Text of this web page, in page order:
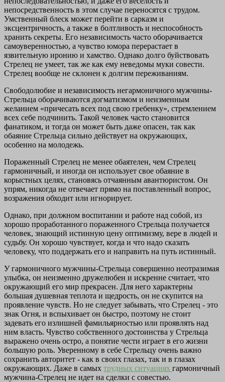
непосредственность в этом случае переносятся с трудом.
Умственный блеск может перейти в сарказм и
эксцентричность, а также в болтливость и неспособность
хранить секреты. Его независимость часто оборачивается
самоуверенностью, а чувство юмора перерастает в
язвительную иронию и хамство. Однако долго буйствовать
Стрелец не умеет, так же как ему неведомы муки совести.
Стрелец вообще не склонен к долгим переживаниям.
Свободолюбие и независимость негармоничного мужчины-
Стрельца оборачиваются догматизмом и неизменным
желанием «причесать всех под свою гребенку», стремлением
всех себе подчинить. Такой человек часто становится
фанатиком, и тогда он может быть даже опасен, так как
обаяние Стрельца сильно действует на окружающих,
особенно на молодежь.
Пораженный Стрелец не менее обаятелен, чем Стрелец
гармоничный, и иногда он использует свое обаяние в
корыстных целях, становясь отчаянным авантюристом. Он
упрям, никогда не отвечает прямо на поставленный вопрос,
возражения обходит или игнорирует.
Однако, при должном воспитании и работе над собой, из
хорошо проработанного пораженного Стрельца получается
человек, знающий истинную цену оптимизму, вере в людей и
судьбу. Он хорошо чувствует, когда и что надо сказать
человеку, что поддержать его и направить на путь истинный.
У гармоничного мужчины-Стрельца совершенно неотразимая
улыбка, он неизменно дружелюбен и искренне считает, что
окружающий его мир прекрасен. Для него характерны
большая душевная теплота и щедрость, он не скупится на
проявление чувств. Но не следует забывать, что Стрелец - это
знак Огня, и вспыхивает он быстро, поэтому не стоит
задевать его излишней фамильярностью или проявлять над
ним власть. Чувство собственного достоинства у Стрельца
выражено очень остро, а понятие чести играет в его жизни
большую роль. Уверенному в себе Стрельцу очень важно
сохранить авторитет - как в своих глазах, так и в глазах
окружающих. Даже в самых трудных ситуациях гармоничный
мужчина-Стрелец не идет на сделки с совестью.